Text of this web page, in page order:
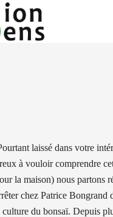
laissé dans votre
à vouloir comprendre
la maison) nous partons
chez Patrice
du bonsaï. Depuis